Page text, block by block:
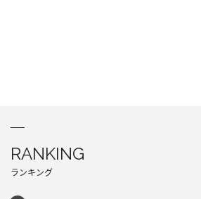
RANKING
ランキング